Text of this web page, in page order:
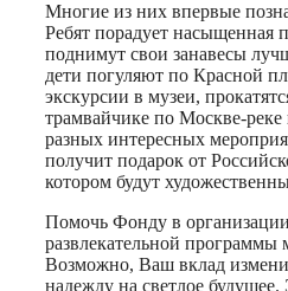
Многие из них впервые
Ребят порадует насыщенная
поднимут свои занавесы
дети погуляют по Красной
экскурсии в музеи,
трамвайчике по Москве-реке
разных интересных
получит подарок от
котором будут
Помочь Фонду в
развлекательной
Возможно, Ваш вклад
надежду на светлое